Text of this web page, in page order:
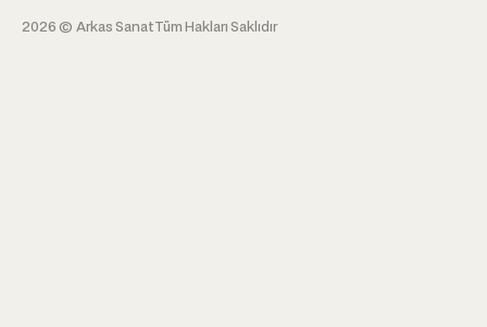
2026 © Arkas SanatTüm Hakları Saklıdır